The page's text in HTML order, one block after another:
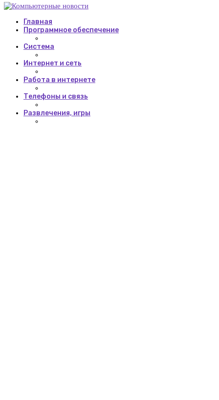
Главная
Программное обеспечение
Система
Интернет и сеть
Работа в интернете
Телефоны и связь
Развлечения, игры